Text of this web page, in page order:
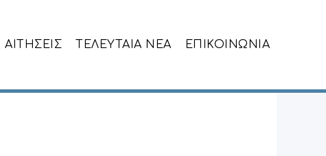
ΑΙΤΗΣΕΙΣ ΤΕΛΕΥΤΑΙΑ NEA ΕΠΙΚΟΙΝΩΝΙΑ